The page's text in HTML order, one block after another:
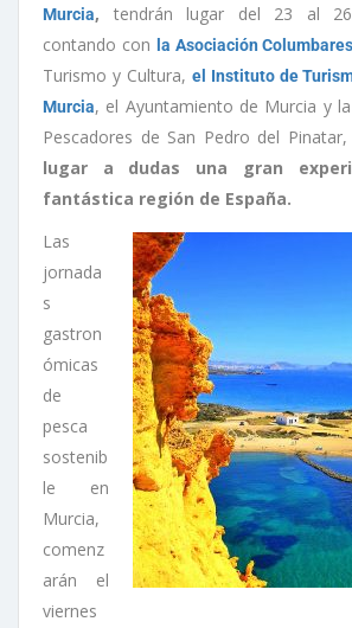
Murcia, tendrán lugar del 23 al
contando con
la Asociación
Turismo y Cultura, el Instituto de
Murcia, el Ayuntamiento de Murcia y
Pescadores de San Pedro del Pinatar,
lugar a dudas una gran
fantástica región de España.
Las
jornada
s
gastron
ómicas
de
pesca
sostenib
le en
Murcia,
comenz
arán el
viernes